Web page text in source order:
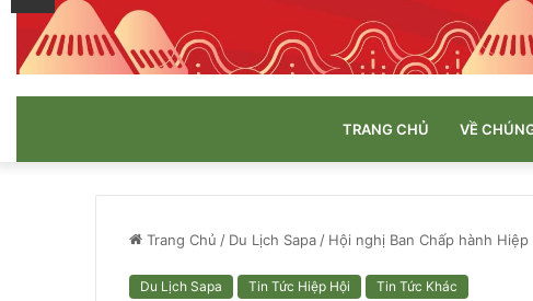
TRANG CHỦ VỀ
Trang Chủ / Du Lịch Sapa/ Hội nghị Ban Chấp hành
Du Lịch Sapa Tin Tức Hiệp Hội Tin Tức Khác